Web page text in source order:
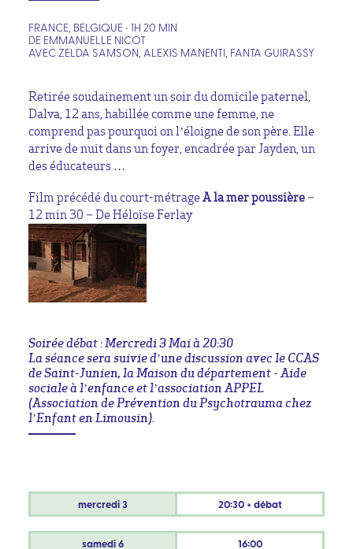
FRANCE, BELGIQUE • 1H 20 MIN
DE EMMANUELLE NICOT
AVEC ZELDA SAMSON, ALEXIS MANENTI, FANTA GUIRASSY
Retirée soudainement un soir du domicile paternel,
Dalva, 12 ans, habillée comme une femme, ne
comprend pas pourquoi on l’éloigne de son père. Elle
arrive de nuit dans un foyer, encadrée par Jayden, un
des éducateurs …
Film précédé du court-métrage A la mer poussière –
12 min 30 – De Héloïse Ferlay
Soirée débat : Mercredi 3 Mai à 20:30
La séance sera suivie d’une discussion avec le CCAS
de Saint-Junien, la Maison du département - Aide
sociale à l’enfance et l’association APPEL
(Association de Prévention du Psychotrauma chez
l’Enfant en Limousin).
mercredi3 20:30 + débat
samedi6 16:00